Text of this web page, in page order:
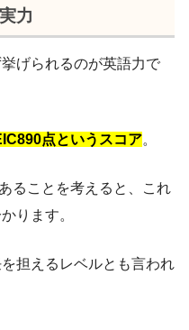
力
げられるのが英語力で
点というスコア。
ることを考えると、これ
ります。
担えるレベルとも言われ